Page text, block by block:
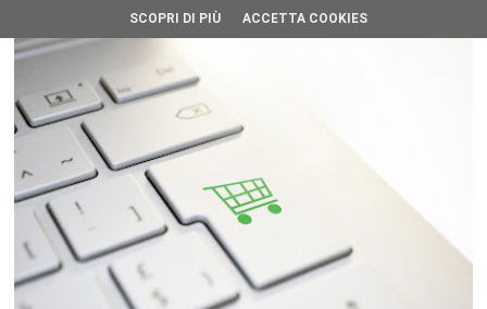
SCOPRI DI PIÙ ACCETTA COOKIES